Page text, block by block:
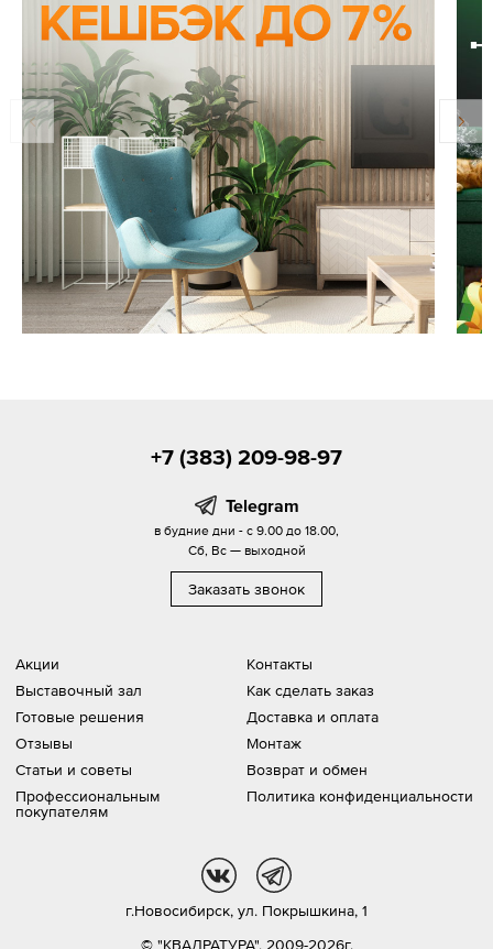
Акции
Выставочный зал
Готовые решения
Отзывы
Статьи и советы
Профессиональным
покупателям
Контакты
Как сделать заказ
Доставка и оплата
Монтаж
Возврат и обмен
Политика конфиденциальности
+7 (383) 209-98-97
Telegram
в будние дни - с 9.00 до 18.00,
Сб, Вс — выходной
Заказать звонок
© "КВАДРАТУРА", 2009-2026г.
г.Новосибирск, ул. Покрышкина, 1
tg